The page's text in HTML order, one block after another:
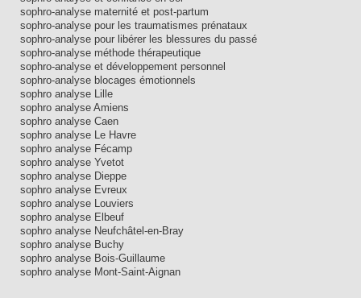
sophro-analyse maternité et post-partum
sophro-analyse pour les traumatismes prénataux
sophro-analyse pour libérer les blessures du passé
sophro-analyse méthode thérapeutique
sophro-analyse et développement personnel
sophro-analyse blocages émotionnels
sophro analyse Lille
sophro analyse Amiens
sophro analyse Caen
sophro analyse Le Havre
sophro analyse Fécamp
sophro analyse Yvetot
sophro analyse Dieppe
sophro analyse Evreux
sophro analyse Louviers
sophro analyse Elbeuf
sophro analyse Neufchâtel-en-Bray
sophro analyse Buchy
sophro analyse Bois-Guillaume
sophro analyse Mont-Saint-Aignan